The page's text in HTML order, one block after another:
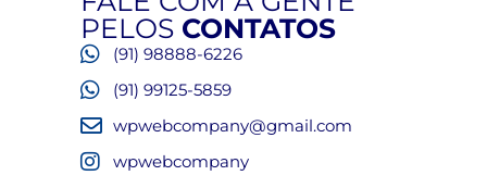
PELOS CONTATOS
(91) 98888-6226
(91) 99125-5859
wpwebcompany@gmail.com
wpwebcompany